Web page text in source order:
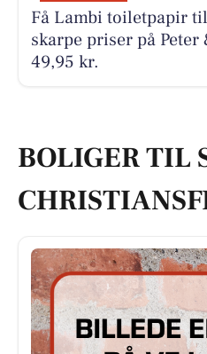
Få Lambi toiletpapir
skarpe priser på
49,95 kr.
BOLIGER TIL